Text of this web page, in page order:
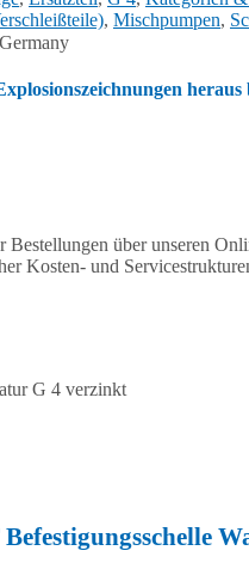
, Mischpumpen,
heraus
Bestellungen über unseren
Kosten- und
G 4 verzinkt